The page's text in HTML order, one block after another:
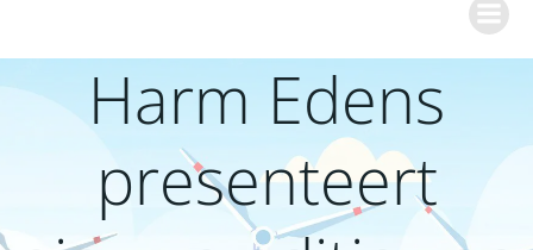
Harm Edens
presenteert